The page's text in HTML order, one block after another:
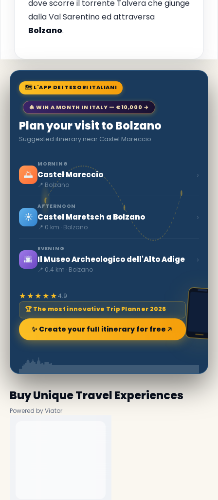
dove scorre il torrente Talvera che giunge
dalla Val Sarentino ed attraversa
Bolzano.
🗺 L'APP DEI TESORI ITALIANI
🎄 WIN A MONTH IN ITALY — €10,000 →
Plan your visit to Bolzano
Suggested itinerary near Castel Mareccio
🌅
MORNING
Castel Mareccio
📍 Bolzano
›
☀️
AFTERNOON
Castel Maretsch a Bolzano
📍 0 km · Bolzano
›
🌆
EVENING
Il Museo Archeologico dell'Alto Adige
📍 0.4 km · Bolzano
›
★★★★★4.9
🏆 The most innovative Trip Planner 2026
✨ Create your full itinerary for free
Buy Unique Travel Experiences
Powered by Viator